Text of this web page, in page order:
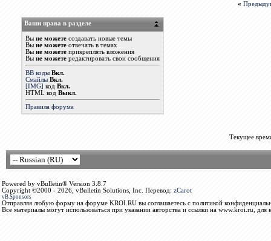
«
Ваши права в разделе
Вы не можетесоздавать новые темы
Вы не можетеотвечать в темах
Вы не можетеприкреплять вложения
Вы не можетередактировать свои сообщения
BB коды Вкл.
Смайлы Вкл.
[IMG] код Вкл.
HTML код Выкл.
Правила форума
Текущее
Powered by vBulletin® Version 3.8.7
Copyright ©2000 - 2026, vBulletin Solutions, Inc. Перевод: zCarot
vB.Sponsors
Отправляя любую форму на форуме KROI.RU вы соглашаетесь с политикой
Все материалы могут использоваться при указании авторства и ссылки на www.kroi.ru, для